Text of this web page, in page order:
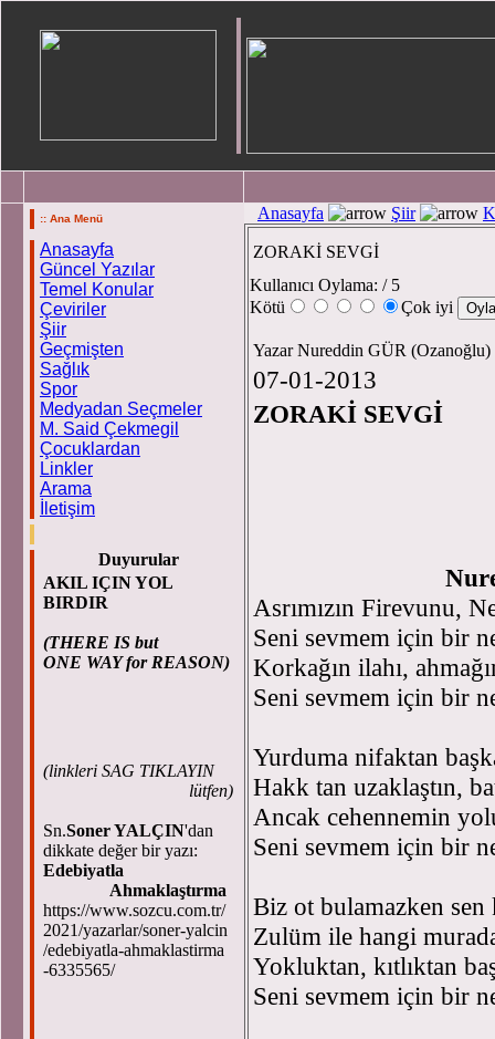
:: Ana Menü
Anasayfa
Güncel Yazılar
Temel Konular
Çeviriler
Şiir
Geçmişten
Sağlık
Spor
Medyadan Seçmeler
M. Said Çekmegil
Çocuklardan
Linkler
Arama
İletişim
Duyurular
AKIL IÇIN YOL
BIRDIR
(THERE IS but
ONE WAY for REASON)
(linkleri SAG TIKLAYIN
lütfen)
Sn.Soner YALÇIN'dan
dikkate değer bir yazı:
Edebiyatla
Ahmaklaştırma
https://www.sozcu.com.tr/
2021/yazarlar/soner-yalcin
/edebiyatla-ahmaklastirma
-6335565/
Anasayfa Şiir
ZORAKİ SEVGİ
Kullanıcı Oylama: / 5
Kötü
Çok iyi
Yazar Nureddin GÜR (Ozanoğlu)
07-01-2013
Nureddin
Asrımızın Firevunu,
Seni sevmem için bir
Korkağın ilahı,
Seni sevmem için bir
Yurduma nifaktan
Hakk tan uzaklaştın,
Ancak cehennemin
Seni sevmem için bir
Biz ot bulamazken
Zulüm ile hangi
Yokluktan, kıtlıktan
Seni sevmem için bir